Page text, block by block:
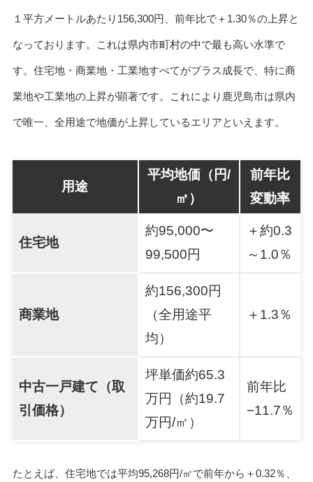
１平方メートルあたり156,300円、前年比で＋1.30％の上昇と
なっております。これは県内市町村の中で最も高い水準で
す。住宅地・商業地・工業地すべてがプラス成長で、特に商
業地や工業地の上昇が顕著です。これにより鹿児島市は県内
で唯一、全用途で地価が上昇しているエリアといえます。
用途
平均地価（円/
㎡）
前年比
変動率
住宅地
約95,000〜
99,500円
＋約0.3
～1.0％
商業地
約156,300円
（全用途平
均）
＋1.3％
中古一戸建て（取
引価格）
坪単価約65.3
万円（約19.7
万円/㎡）
前年比
−11.7％
たとえば、住宅地では平均95,268円/㎡で前年から＋0.32％、